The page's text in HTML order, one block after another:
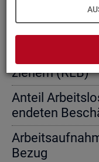
Ab­gangs­ra­te
emp­fän­gern
Ab­gangs­ra­te
zie­hern (RLB)
An­teil
en­de­ten
Bezug